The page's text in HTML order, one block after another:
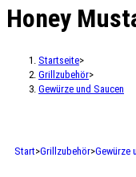
Honey
Startseite>
Grillzubehör>
Gewürze und Saucen
Start>Grillzubehör>Gewürze